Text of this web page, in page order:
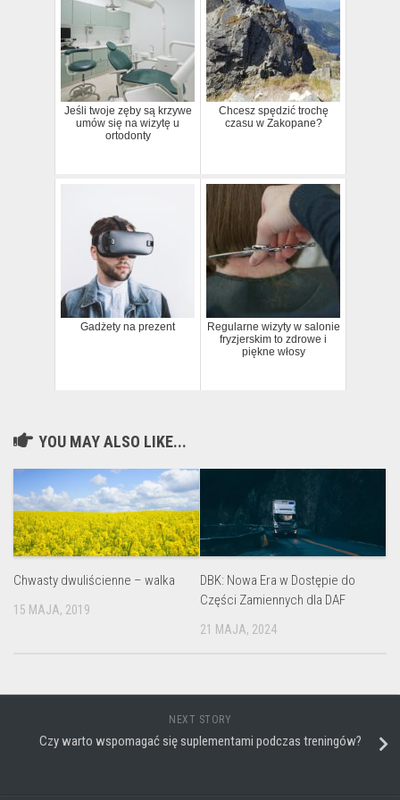
Jeśli twoje zęby są krzywe
umów się na wizytę u
ortodonty
Chcesz spędzić trochę
czasu w Zakopane?
Gadżety na prezent
Regularne wizyty w salonie
fryzjerskim to zdrowe i
piękne włosy
YOU MAY ALSO LIKE...
Chwasty dwuliścienne – walka
15 MAJA, 2019
DBK: Nowa Era w Dostępie do
Części Zamiennych dla DAF
21 MAJA, 2024
NEXT STORY
Czy warto wspomagać się suplementami podczas treningów?